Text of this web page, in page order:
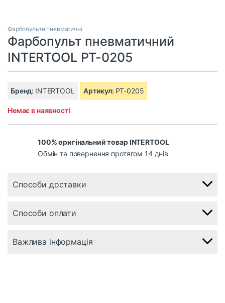
Фарбопульти пневматичні
Фарбопульт пневматичний
INTERTOOL PT-0205
Бренд: INTERTOOL Артикул: PT-0205
Немає в наявності
100% оригінальний товар INTERTOOL
Обмін та повернення протягом 14 днів
Способи доставки
Способи оплати
Важлива інформація